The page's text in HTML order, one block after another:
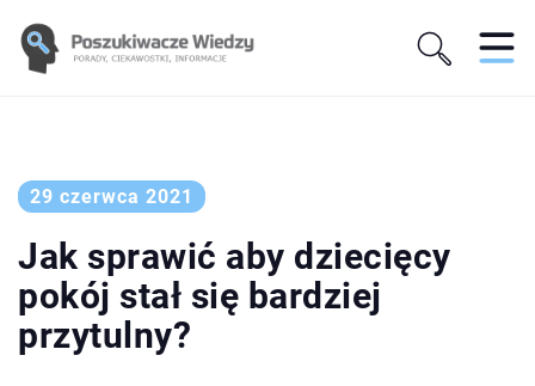
29 czerwca 2021
Jak sprawić aby dziecięcy
pokój stał się bardziej
przytulny?